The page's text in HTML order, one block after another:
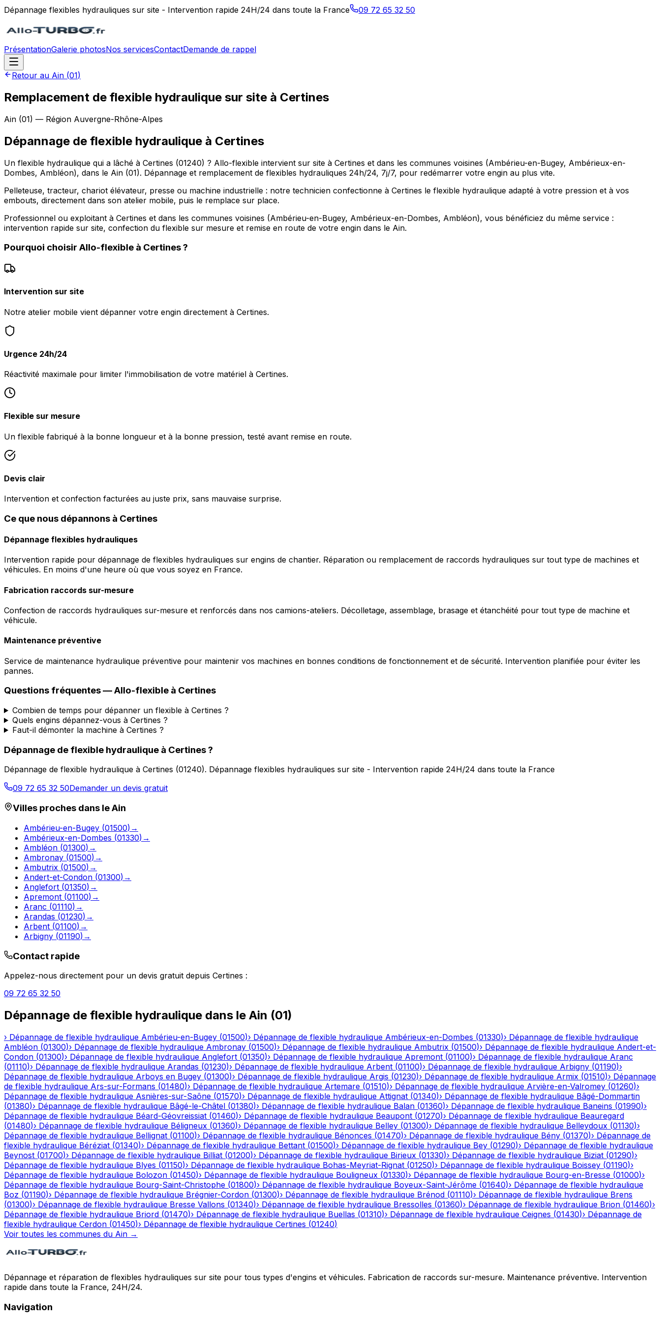
Dépannage flexibles hydrauliques sur site - Intervention rapide 24H/24 dans toute la France 09 72 65 32 50
PrésentationGalerie photosNos servicesContactDemande de rappel
Retour au Ain (01)
Remplacement de flexible hydraulique sur site à Certines
Ain (01) — Région Auvergne-Rhône-Alpes
Dépannage de flexible hydraulique à Certines
Un flexible hydraulique qui a lâché à Certines (01240) ? Allo-flexible intervient sur site à Certines et dans les communes voisines (Ambérieu-en-Bugey, Ambérieux-en-
Dombes, Ambléon), dans le Ain (01). Dépannage et remplacement de flexibles hydrauliques 24h/24, 7j/7, pour redémarrer votre engin au plus vite.
Pelleteuse, tracteur, chariot élévateur, presse ou machine industrielle : notre technicien confectionne à Certines le flexible hydraulique adapté à votre pression et à vos
embouts, directement dans son atelier mobile, puis le remplace sur place.
Professionnel ou exploitant à Certines et dans les communes voisines (Ambérieu-en-Bugey, Ambérieux-en-Dombes, Ambléon), vous bénéficiez du même service :
intervention rapide sur site, confection du flexible sur mesure et remise en route de votre engin dans le Ain.
Pourquoi choisir Allo-flexible à Certines?
Intervention sur site
Notre atelier mobile vient dépanner votre engin directement à Certines.
Urgence 24h/24
Réactivité maximale pour limiter l'immobilisation de votre matériel à Certines.
Flexible sur mesure
Un flexible fabriqué à la bonne longueur et à la bonne pression, testé avant remise en route.
Devis clair
Intervention et confection facturées au juste prix, sans mauvaise surprise.
Ce que nous dépannons à Certines
Dépannage flexibles hydrauliques
Intervention rapide pour dépannage de flexibles hydrauliques sur engins de chantier. Réparation ou remplacement de raccords hydrauliques sur tout type de machines et
véhicules. En moins d'une heure où que vous soyez en France.
Fabrication raccords sur-mesure
Confection de raccords hydrauliques sur-mesure et renforcés dans nos camions-ateliers. Décolletage, assemblage, brasage et étanchéité pour tout type de machine et
véhicule.
Maintenance préventive
Service de maintenance hydraulique préventive pour maintenir vos machines en bonnes conditions de fonctionnement et de sécurité. Intervention planifiée pour éviter les
pannes.
Questions fréquentes —Allo-flexible à Certines
Combien de temps pour dépanner un flexible à Certines ?
Quels engins dépannez-vous à Certines ?
Faut-il démonter la machine à Certines ?
Dépannage de flexible hydraulique à Certines?
Dépannage de flexible hydraulique à Certines (01240). Dépannage flexibles hydrauliques sur site - Intervention rapide 24H/24 dans toute la France
09 72 65 32 50Demander un devis gratuit
Villes proches dans leAin
Ambérieu-en-Bugey (01500) →
Ambérieux-en-Dombes (01330) →
Ambléon (01300) →
Ambronay (01500) →
Ambutrix (01500) →
Andert-et-Condon (01300) →
Anglefort (01350) →
Apremont (01100) →
Aranc (01110) →
Arandas (01230) →
Arbent (01100) →
Arbigny (01190) →
Contact rapide
Appelez-nous directement pour un devis gratuit depuis Certines :
09 72 65 32 50
Dépannage de flexible hydraulique dans le Ain (01)
› Dépannage de flexible hydraulique Ambérieu-en-Bugey (01500)› Dépannage de flexible hydraulique Ambérieux-en-Dombes (01330)› Dépannage de flexible hydraulique
Ambléon (01300)› Dépannage de flexible hydraulique Ambronay (01500)› Dépannage de flexible hydraulique Ambutrix (01500)› Dépannage de flexible hydraulique Andert-et-
Condon (01300)› Dépannage de flexible hydraulique Anglefort (01350)› Dépannage de flexible hydraulique Apremont (01100)› Dépannage de flexible hydraulique Aranc
(01110)› Dépannage de flexible hydraulique Arandas (01230)› Dépannage de flexible hydraulique Arbent (01100)› Dépannage de flexible hydraulique Arbigny (01190)›
Dépannage de flexible hydraulique Arboys en Bugey (01300)› Dépannage de flexible hydraulique Argis (01230)› Dépannage de flexible hydraulique Armix (01510)› Dépannage
de flexible hydraulique Ars-sur-Formans (01480)› Dépannage de flexible hydraulique Artemare (01510)› Dépannage de flexible hydraulique Arvière-en-Valromey (01260)›
Dépannage de flexible hydraulique Asnières-sur-Saône (01570)› Dépannage de flexible hydraulique Attignat (01340)› Dépannage de flexible hydraulique Bâgé-Dommartin
(01380)› Dépannage de flexible hydraulique Bâgé-le-Châtel (01380)› Dépannage de flexible hydraulique Balan (01360)› Dépannage de flexible hydraulique Baneins (01990)›
Dépannage de flexible hydraulique Béard-Géovreissiat (01460)› Dépannage de flexible hydraulique Beaupont (01270)› Dépannage de flexible hydraulique Beauregard
(01480)› Dépannage de flexible hydraulique Béligneux (01360)› Dépannage de flexible hydraulique Belley (01300)› Dépannage de flexible hydraulique Belleydoux (01130)›
Dépannage de flexible hydraulique Bellignat (01100)› Dépannage de flexible hydraulique Bénonces (01470)› Dépannage de flexible hydraulique Bény (01370)› Dépannage de
flexible hydraulique Béréziat (01340)› Dépannage de flexible hydraulique Bettant (01500)› Dépannage de flexible hydraulique Bey (01290)› Dépannage de flexible hydraulique
Beynost (01700)› Dépannage de flexible hydraulique Billiat (01200)› Dépannage de flexible hydraulique Birieux (01330)› Dépannage de flexible hydraulique Biziat (01290)›
Dépannage de flexible hydraulique Blyes (01150)› Dépannage de flexible hydraulique Bohas-Meyriat-Rignat (01250)› Dépannage de flexible hydraulique Boissey (01190)›
Dépannage de flexible hydraulique Bolozon (01450)› Dépannage de flexible hydraulique Bouligneux (01330)› Dépannage de flexible hydraulique Bourg-en-Bresse (01000)›
Dépannage de flexible hydraulique Bourg-Saint-Christophe (01800)› Dépannage de flexible hydraulique Boyeux-Saint-Jérôme (01640)› Dépannage de flexible hydraulique
Boz (01190)› Dépannage de flexible hydraulique Brégnier-Cordon (01300)› Dépannage de flexible hydraulique Brénod (01110)› Dépannage de flexible hydraulique Brens
(01300)› Dépannage de flexible hydraulique Bresse Vallons (01340)› Dépannage de flexible hydraulique Bressolles (01360)› Dépannage de flexible hydraulique Brion (01460)›
Dépannage de flexible hydraulique Briord (01470)› Dépannage de flexible hydraulique Buellas (01310)› Dépannage de flexible hydraulique Ceignes (01430)› Dépannage de
flexible hydraulique Cerdon (01450)› Dépannage de flexible hydraulique Certines (01240)
Voir toutes les communes du Ain →
Dépannage et réparation de flexibles hydrauliques sur site pour tous types d'engins et véhicules. Fabrication de raccords sur-mesure. Maintenance préventive. Intervention
rapide dans toute la France, 24H/24.
Navigation